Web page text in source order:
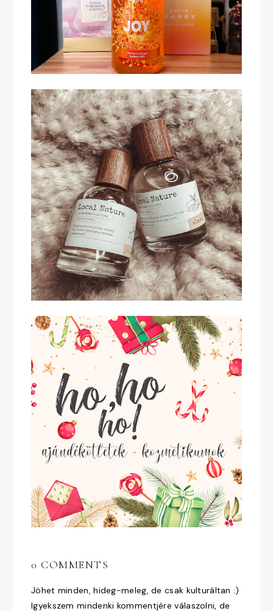
0 COMMENTS
Jöhet minden, hideg-meleg, de csak kulturáltan :)
Igyekszem mindenki kommentjére válaszolni, de